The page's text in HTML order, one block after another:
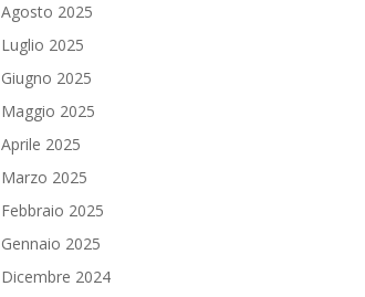
Agosto 2025
Luglio 2025
Giugno 2025
Maggio 2025
Aprile 2025
Marzo 2025
Febbraio 2025
Gennaio 2025
Dicembre 2024